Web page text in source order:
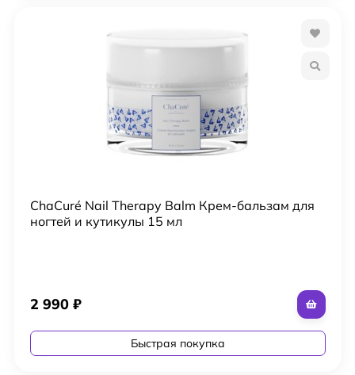
ChaCuré Nail Therapy Balm Крем-бальзам для
ногтей и кутикулы 15 мл
2 990 ₽
Быстрая покупка